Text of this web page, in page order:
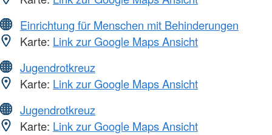
Einrichtung für Menschen mit Behinderungen
Karte: Link zur Google Maps Ansicht
Jugendrotkreuz
Karte: Link zur Google Maps Ansicht
Jugendrotkreuz
Karte: Link zur Google Maps Ansicht